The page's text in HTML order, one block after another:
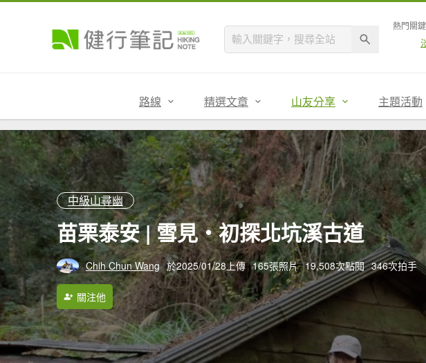
熱門關
路線 精選文章 山友分享 主題活動
中級山尋幽
苗栗泰安 | 雪見‧初探北坑溪古道
Chih Chun Wang 於2025/01/28上傳 165張照片 19,508次點閱 346次拍手
關注他